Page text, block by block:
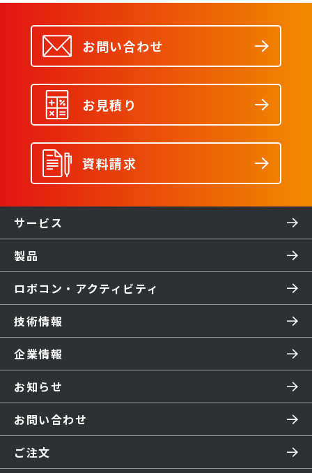
お問い合わせ
お見積り
資料請求
サービス
製品
ロボコン・アクティビティ
技術情報
企業情報
お知らせ
お問い合わせ
ご注文